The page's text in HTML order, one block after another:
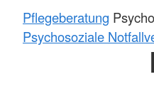
Pflegeberatung
Psychosoziale